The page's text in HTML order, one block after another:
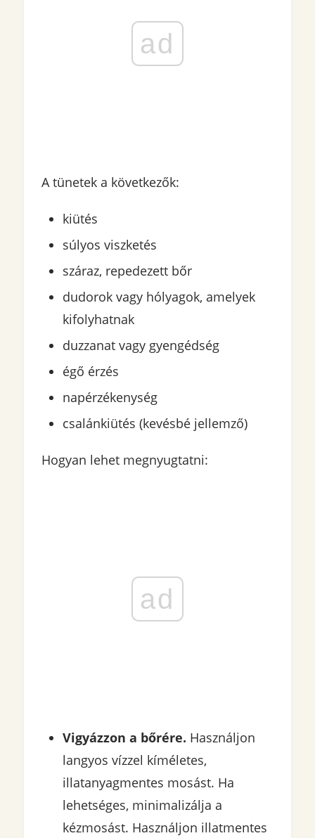
ad
A tünetek a következők:
kiütés
súlyos viszketés
száraz, repedezett bőr
dudorok vagy hólyagok, amelyek
kifolyhatnak
duzzanat vagy gyengédség
égő érzés
napérzékenység
csalánkiütés (kevésbé jellemző)
Hogyan lehet megnyugtatni:
ad
Vigyázzon a bőrére. Használjon
langyos vízzel kíméletes,
illatanyagmentes mosást. Ha
lehetséges, minimalizálja a
kézmosást. Használjon illatmentes